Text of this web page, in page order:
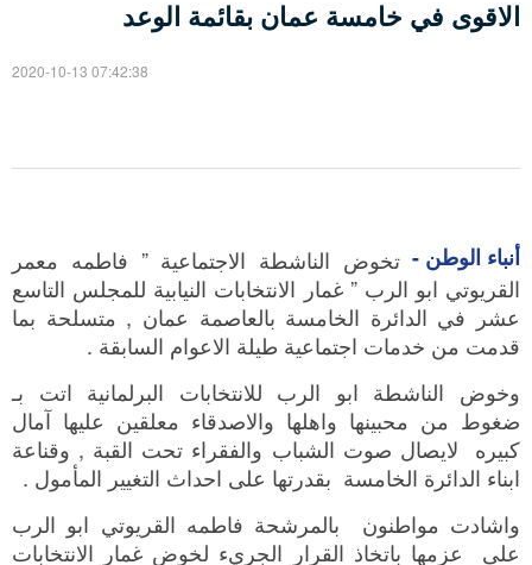
الاقوى في خامسة عمان بقائمة الوعد
2020-10-13 07:42:38
أنباء الوطن - تخوض الناشطة الاجتماعية ” فاطمه معمر
القريوتي ابو الرب ” غمار الانتخابات النيابية للمجلس التاسع
عشر في الدائرة الخامسة بالعاصمة عمان , متسلحة بما
قدمت من خدمات اجتماعية طيلة الاعوام السابقة .
وخوض الناشطة ابو الرب للانتخابات البرلمانية اتت بـ
ضغوط من محبينها واهلها والاصدقاء معلقين عليها آمال
كبيره لايصال صوت الشباب والفقراء تحت القبة , وقناعة
ابناء الدائرة الخامسة بقدرتها على احداث التغيير المأمول .
واشادت مواطنون بالمرشحة فاطمه القريوتي ابو الرب
على عزمها باتخاذ القرار الجريء لخوض غمار الانتخابات